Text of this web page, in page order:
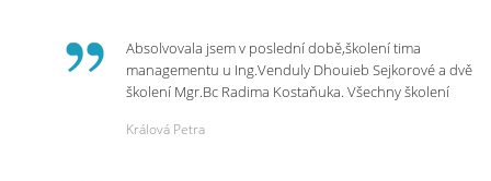
potřebná školení,která Realitní Akademie umožňuje.
Absolvovala jsem v poslední době,školení tima
managementu u Ing.Venduly Dhouieb Sejkorové a dvě
školení Mgr.Bc Radima Kostaňuka. Všechny školení
práci a na život.
Králová Petra